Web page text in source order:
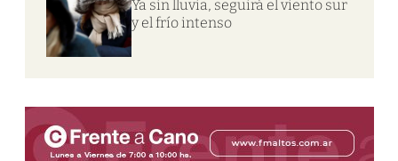
Ya sin lluvia, seguirá el viento sur
y el frío intenso